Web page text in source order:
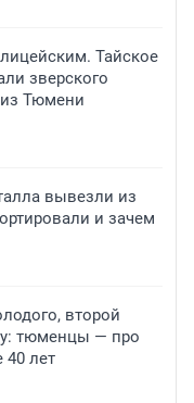
Тайское
зверского
из Тюмени
вывезли из
и зачем
второй
тюменцы — про
лет